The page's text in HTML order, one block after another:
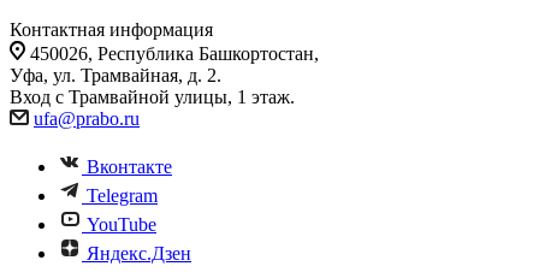
Контактная информация
450026, Республика Башкортостан,
Уфа, ул. Трамвайная, д. 2.
Вход с Трамвайной улицы, 1 этаж.
ufa@prabo.ru
Вконтакте
Telegram
YouTube
Яндекс.Дзен